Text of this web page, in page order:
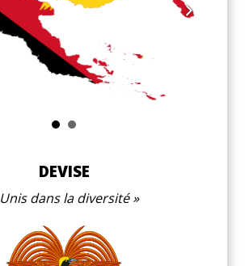
DEVISE
Unis dans la diversité